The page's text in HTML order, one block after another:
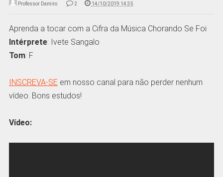
Professor Damiro 2 14/10/2019 14:35
Aprenda a tocar com a Cifra da Música Chorando Se Foi
Intérprete: Ivete Sangalo
Tom: F
INSCREVA-SE em nosso canal para não perder nenhum
vídeo. Bons estudos!
Vídeo: